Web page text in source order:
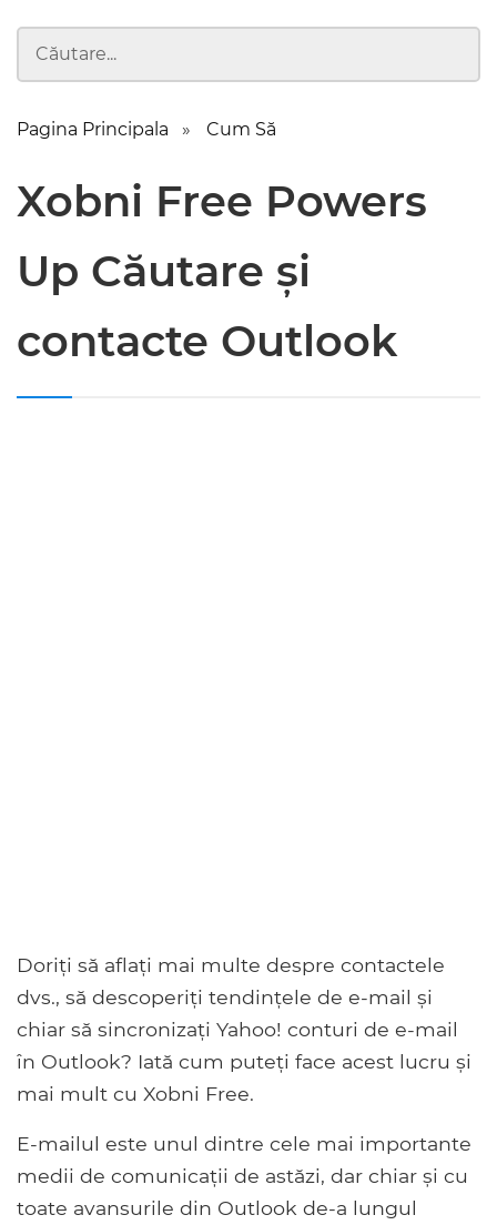
Pagina Principala Cum Să
Xobni Free Powers
Up Căutare și
contacte Outlook
Doriți să aflați mai multe despre contactele
dvs., să descoperiți tendințele de e-mail și
chiar să sincronizați Yahoo! conturi de e-mail
în Outlook? Iată cum puteți face acest lucru și
mai mult cu Xobni Free.
E-mailul este unul dintre cele mai importante
medii de comunicații de astăzi, dar chiar și cu
toate avansurile din Outlook de-a lungul